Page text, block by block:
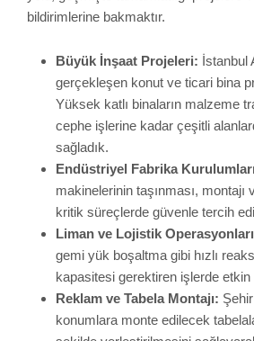
şekilde yerleştirilmesini
Müşterilerimizden aldığımız olumlu
hizmet kalitemizi hem de profesyonel
yansıtıyor. İş birliği yaptığımız
kurmayı, karşılıklı memnuniyeti esas
çalışmayı önemsiyoruz.
Neden
Vinç?
Rekabetin üst düzey olduğu bir